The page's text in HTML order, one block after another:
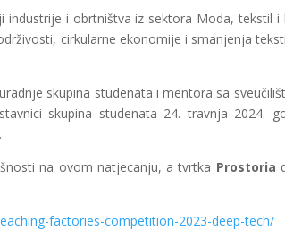
i obrtništva iz sektora Moda, tekstil i
cirkularne ekonomije i smanjenja
skupina studenata i mentora sa
skupina studenata 24. travnja 2024.
na ovom natjecanju, a tvrtka Prostoria
factories-competition-2023-deep-tech/